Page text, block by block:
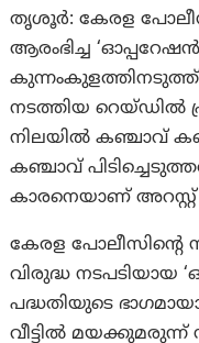
തൃശൂർ: കേരള
ആരംഭിച്ച
കുന്നംകുളത്തിനടുത്ത്
നടത്തിയ റെയ്ഡില്‍
നിലയിൽ കഞ്ചാവ്
കഞ്ചാവ്
കാരനെയാണ്
കേരള
വിരുദ്ധ നടപടിയായ
പദ്ധതിയുടെ
വീട്ടിൽ മയക്കുമരുന്ന്